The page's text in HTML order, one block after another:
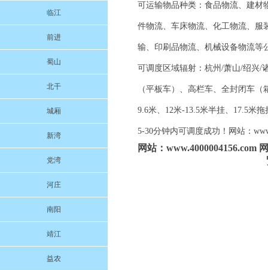
临江
前进
蜀山
北干
城厢
新湾
党湾
河庄
南阳
靖江
益农
可运输物品种类：食品物流、建材
件物流、车床物流、化工物流、服
输、印刷品物流、机械设备物流等
可调度区域辐射：杭州/萧山/绍兴/
（平板车）、高栏车、全封闭车
9.6米、12米-13.5米半挂、17.5米
5-30分钟内可调度成功！网站：
网站：www.4000004156.com